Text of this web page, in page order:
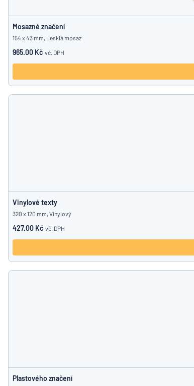
Mosazné značení
154 x 43 mm, Lesklá mosaz
965.00 Kč vč. DPH
Vinylové texty
320 x 120 mm, Vinylový
427.00 Kč vč. DPH
Plastového značení